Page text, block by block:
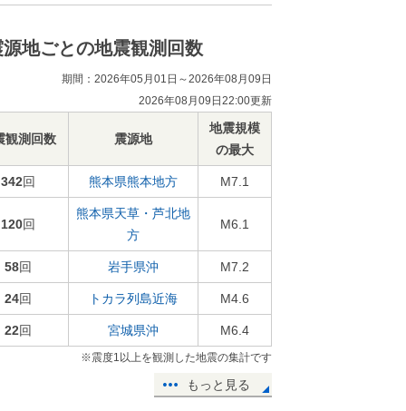
源地ごとの地震観測回数
期間：2026年05月01日～2026年08月09日
2026年08月09日22:00更新
観測回数 震源地
地震規模
の最大
342回 熊本県熊本地方 M7.1
120回
熊本県天草・芦北地
方
M6.1
58回 岩手県沖 M7.2
24回 トカラ列島近海 M4.6
22回 宮城県沖 M6.4
※震度1以上を観測した地震の集計です
もっと見る